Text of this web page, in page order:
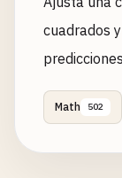
cuadrados
predicciones
Math 502